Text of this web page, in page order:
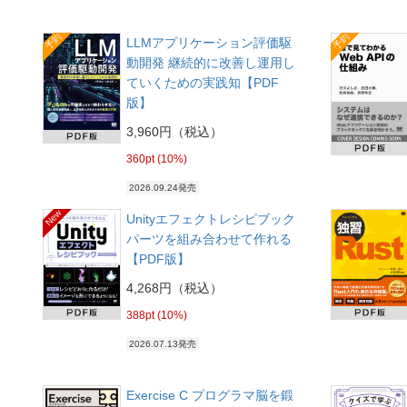
予約
LLMアプリケーション評価駆
動開発 継続的に改善し運用し
ていくための実践知【PDF
版】
3,960円（税込）
360pt (10%)
2026.09.24発売
予約
New
Unityエフェクトレシピブック
パーツを組み合わせて作れる
【PDF版】
4,268円（税込）
388pt (10%)
2026.07.13発売
Exercise C プログラマ脳を鍛